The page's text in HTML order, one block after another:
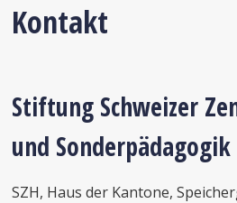
Kontakt
Stiftung Schweizer
und Sonderpädagogik
SZH, Haus der Kantone,